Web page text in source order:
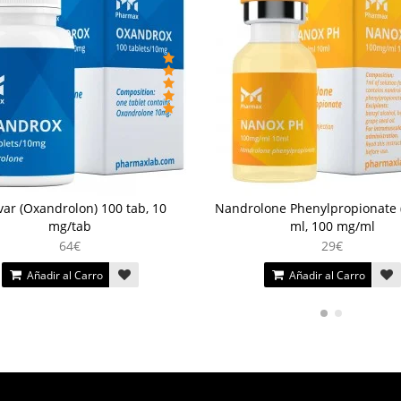
(Oxandrolon) 100 tab, 10
mg/tab
64€
Añadir al Carro
Nandrolone Phenylpropionate
ml, 100 mg/ml
29€
Añadir al Carro